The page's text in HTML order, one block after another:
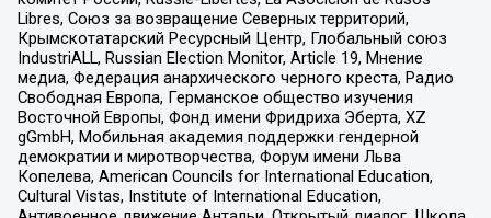
Libres, Союз за возвращение Северных территорий,
Крымскотатарский Ресурсный Центр, Глобальный союз
IndustriALL, Russian Election Monitor, Article 19, Мнение
медиа, Федерация анархического черного креста, Радио
Свободная Европа, Германское общество изучения
Восточной Европы, Фонд имени Фридриха Эберта, XZ
gGmbH, Мобильная академия поддержки гендерной
демократии и миротворчества, Форум имени Льва
Копелева, American Councils for International Education,
Cultural Vistas, Institute of International Education,